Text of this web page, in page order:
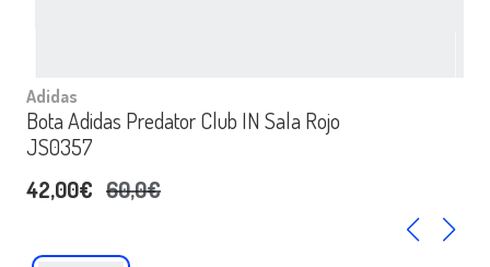
Adidas
Bota Adidas Predator Club IN Sala Rojo
JS0357
42,00€ 60,0€